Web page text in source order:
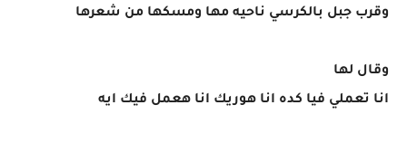
وقرب جبل بالكرسي ناحيه مها ومسكها من شعرها
وقال لها
انا تعملي فيا كده انا هوريك انا هعمل فيك ايه